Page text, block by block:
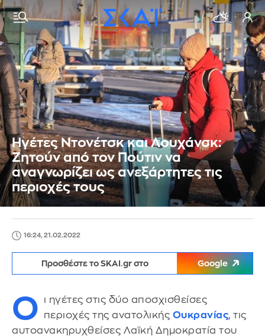
Ηγέτες Ντονέτσκ και Λουχάνσκ:
Ζητούν από τον Πούτιν να
αναγνωρίζει ως ανεξάρτητες τις
περιοχές τους
16:24, 21.02.2022
Προσθέστε το SKAI.gr στο Google
Ο
ι ηγέτες στις δύο αποσχισθείσες
περιοχές της ανατολικής Ουκρανίας, τις
αυτοανακηρυχθείσες Λαϊκή Δημοκρατία του